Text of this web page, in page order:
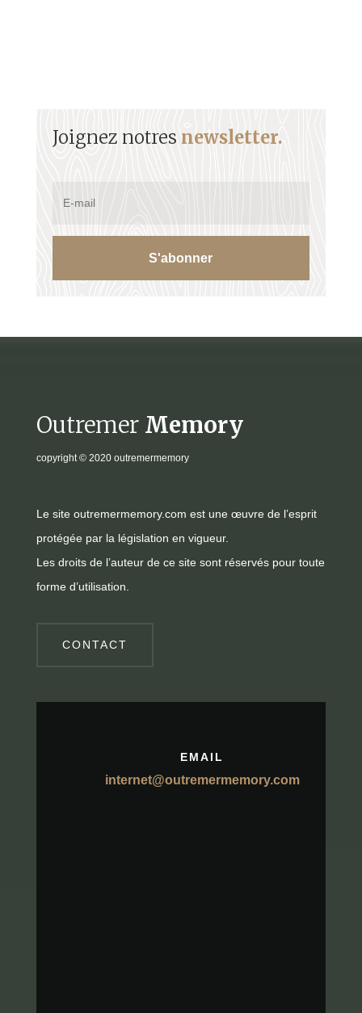
Joignez notres newsletter.
S'abonner
Outremer Memory
copyright © 2020 outremermemory
Le site outremermemory.com est une œuvre de l’esprit
protégée par la législation en vigueur.
Les droits de l’auteur de ce site sont réservés pour toute
forme d’utilisation.
CONTACT
EMAIL
internet@outremermemory.com